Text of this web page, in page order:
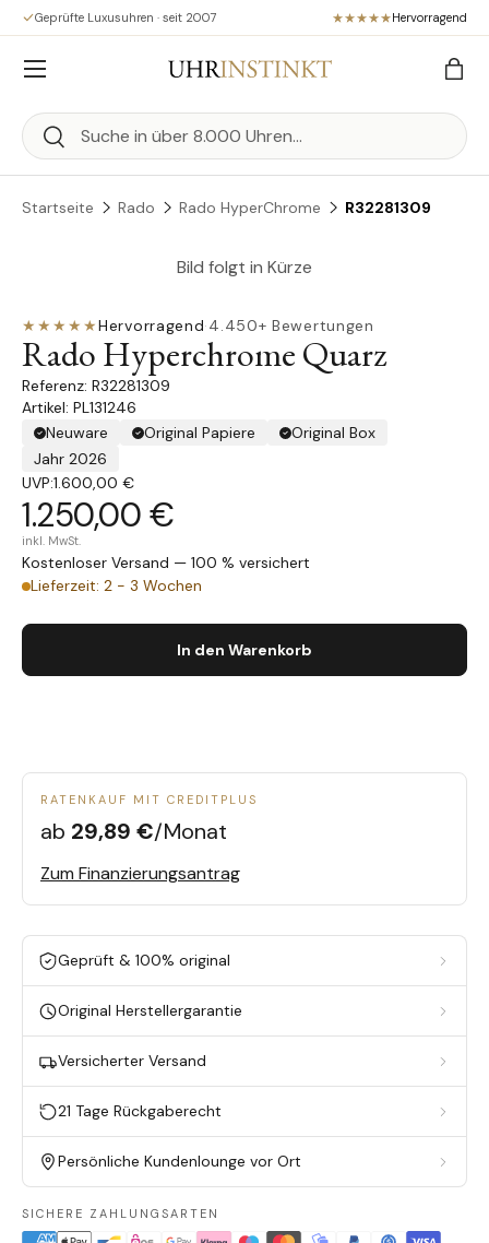
Direkt zum Inhalt
Geprüfte Luxusuhren · seit 2007 Hervorragend
Suchen
Suchen
Menü
Startseite Rado Rado HyperChrome R32281309
Bild folgt in Kürze
★★★★★Hervorragend·4.450+ Bewertungen
Rado Hyperchrome Quarz
R32281309
Artikel: PL131246
Neuware
Original Papiere
Original Box
Jahr 2026
UVP:1.600,00 €
1.250,00 €
inkl. MwSt.
Kostenloser Versand — 100 % versichert
Lieferzeit: 2 - 3 Wochen
In den Warenkorb
RATENKAUF MIT CREDITPLUS
ab 29,89 €/Monat
Zum Finanzierungsantrag
Geprüft & 100% original
Original Herstellergarantie
Versicherter Versand
21 Tage Rückgaberecht
Persönliche Kundenlounge vor Ort
SICHERE ZAHLUNGSARTEN